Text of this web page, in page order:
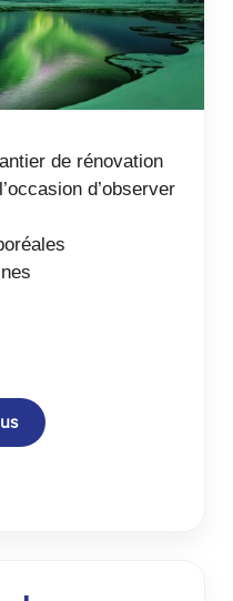
de rénovation
d’observer